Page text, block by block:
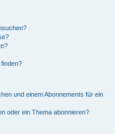
und einem Abonnements für ein
oder ein Thema abonnieren?